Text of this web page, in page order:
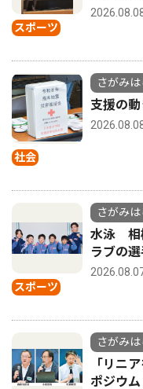
スポーツ
社会
さがみ
支援の
スポーツ
さがみ
水泳 相
ラブの
さがみ
「リニ
ポジウム